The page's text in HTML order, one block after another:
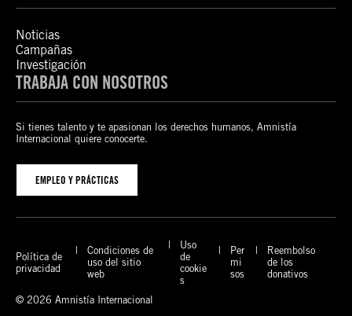
Noticias
Campañas
Investigación
TRABAJA CON NOSOTROS
Si tienes talento y te apasionan los derechos humanos, Amnistía
Internacional quiere conocerte.
EMPLEO Y PRÁCTICAS
Política de
privacidad
Condiciones de
uso del sitio
web
Uso
de
cookie
s
Per
mi
sos
Reembolso
de los
donativos
© 2026 Amnistía Internacional